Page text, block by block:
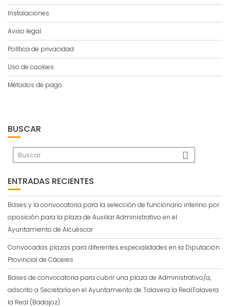
Instalaciones
Aviso legal
Política de privacidad
Uso de cookies
Métodos de pago
BUSCAR
ENTRADAS RECIENTES
Bases y la convocatoria para la selección de funcionario interino por
oposición para la plaza de Auxiliar Administrativo en el
Ayuntamiento de Alcuéscar
Convocadas plazas para diferentes especialidades en la Diputación
Provincial de Cáceres
Bases de convocatoria para cubrir una plaza de Administrativo/a,
adscrito a Secretaría en el Ayuntamiento de Talavera la RealTalavera
la Real (Badajoz)